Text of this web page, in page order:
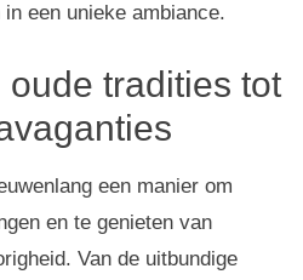
een unieke ambiance.
oude tradities tot
een manier om
en te genieten van
Van de uitbundige